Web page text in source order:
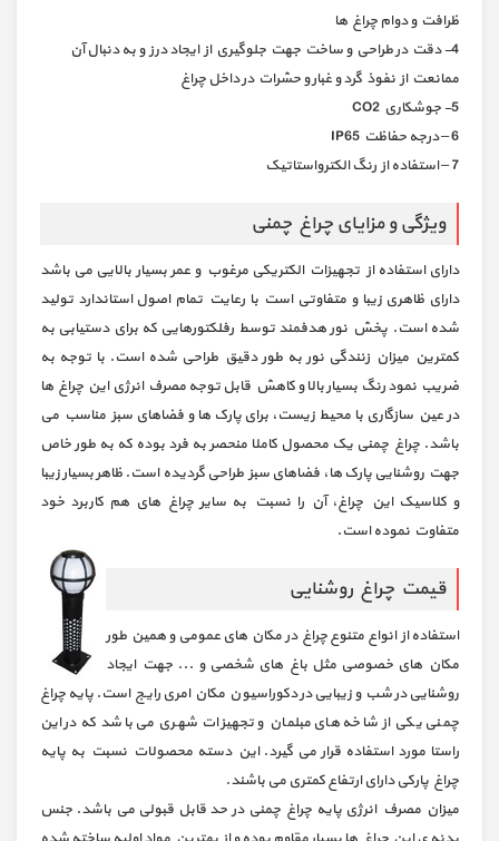
ظرافت و دوام چراغ ها
4- دقت در طراحي و ساخت جهت جلوگيري از ايجاد درز و به دنبال آن
ممانعت از نفوذ گرد و غبار و حشرات در داخل چراغ
5- جوشكاري CO2
6 – درجه حفاظت IP65
7 – استفاده از رنگ الکترواستاتیک
ویژگی و مزایای چراغ چمنی
دارای استفاده از تجهیزات الکتریکی مرغوب و عمر بسیار بالایی می باشد
دارای ظاهری زیبا و متفاوتی است با رعایت تمام اصول استاندارد تولید
شده است. پخش نور هدفمند توسط رفلکتورهایی که برای دستیابی به
کمترین میزان زنندگی نور به طور دقیق طراحی شده است. با توجه به
ضریب نمود رنگ بسیار بالا و کاهش قابل توجه مصرف انرژی این چراغ ها
در عین سازگاری با محیط زیست، برای پارک ها و فضاهای سبز مناسب می
باشد. چراغ چمنی یک محصول کاملا منحصر به فرد بوده که به طور خاص
جهت روشنایی پارک ها، فضاهای سبز طراحی گردیده است. ظاهر بسیار زیبا
و کلاسیک این چراغ، آن را نسبت به سایر چراغ های هم کاربرد خود
متفاوت نموده است.
قیمت چراغ روشنایی
استفاده از انواع متنوع چراغ در مکان های عمومی و همین طور
مکان های خصوصی مثل باغ های شخصی و ... جهت ایجاد
روشنایی در شب و زیبایی در دکوراسیون مکان امری رایج است. پایه چراغ
چمنی یکی از شاخه های مبلمان و تجهیزات شهری می باشد که در این
راستا مورد استفاده قرار می گیرد. این دسته محصولات نسبت به پایه
چراغ پارکی دارای ارتفاع کمتری می باشند.
میزان مصرف انرژی پایه چراغ چمنی در حد قابل قبولی می باشد. جنس